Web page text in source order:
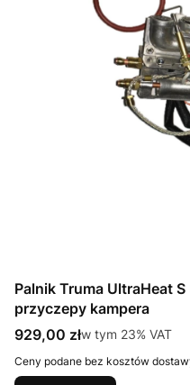
Palnik Truma UltraHeat
przyczepy kampera
Cena brutto
929,00 złw tym %s VAT
w tym 23% VAT
Ceny podane bez kosztów